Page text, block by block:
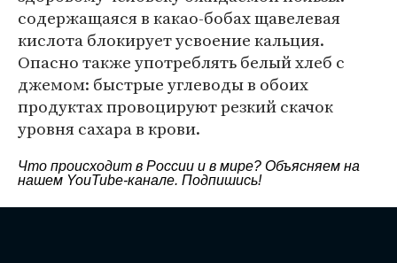
содержащаяся в какао-бобах щавелевая
кислота блокирует усвоение кальция.
Опасно также употреблять белый хлеб с
джемом: быстрые углеводы в обоих
продуктах провоцируют резкий скачок
уровня сахара в крови.
Что происходит в России и в мире? Объясняем на
нашем YouTube-канале. Подпишись!